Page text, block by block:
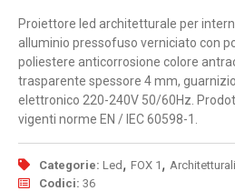
Proiettore led architetturale per
alluminio pressofuso verniciato con
poliestere anticorrosione colore
trasparente spessore 4 mm,
elettronico 220-240V 50/60Hz.
vigenti norme EN / IEC 60598-1.
Categorie: Led , FOX 1 ,
Codici: 36